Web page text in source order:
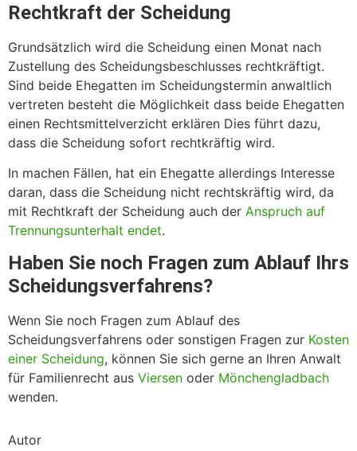
Rechtkraft der Scheidung
Grundsätzlich wird die Scheidung einen Monat nach
Zustellung des Scheidungsbeschlusses rechtkräftigt.
Sind beide Ehegatten im Scheidungstermin anwaltlich
vertreten besteht die Möglichkeit dass beide Ehegatten
einen Rechtsmittelverzicht erklären Dies führt dazu,
dass die Scheidung sofort rechtkräftig wird.
In machen Fällen, hat ein Ehegatte allerdings Interesse
daran, dass die Scheidung nicht rechtskräftig wird, da
mit Rechtkraft der Scheidung auch der Anspruch auf
Trennungsunterhalt endet.
Haben Sie noch Fragen zum Ablauf Ihrs
Scheidungsverfahrens?
Wenn Sie noch Fragen zum Ablauf des
Scheidungsverfahrens oder sonstigen Fragen zur Kosten
einer Scheidung, können Sie sich gerne an Ihren Anwalt
für Familienrecht aus Viersen oder Mönchengladbach
wenden.
Autor